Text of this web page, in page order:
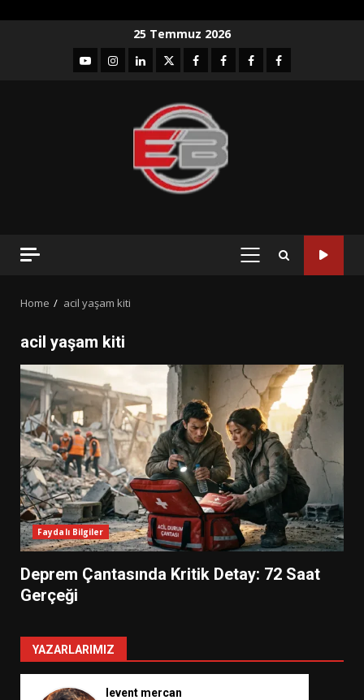
25 Temmuz 2026
YouTubeInstagram
LinkedIntwitterfacebook-Facebook-
Facebook-Facebook-
PRIMARY
Home acil yaşam kiti
acil yaşam kiti
Faydalı Bilgiler
Deprem Çantasında Kritik Detay: 72 Saat
Gerçeği
YAZARLARIMIZ
levent mercan